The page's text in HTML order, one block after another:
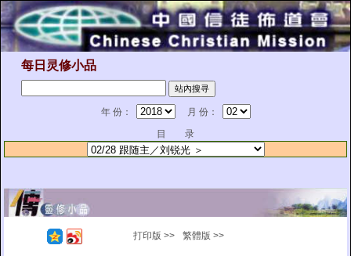
每日灵修小品
年 份：
月 份：
目 录
打印版 >> 繁體版 >>